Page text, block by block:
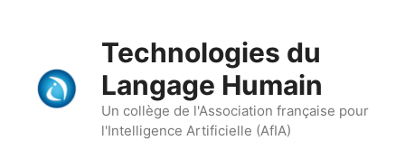
Technologies du
Langage Humain
Un collège de l'Association française pour
l'Intelligence Artificielle (AfIA)